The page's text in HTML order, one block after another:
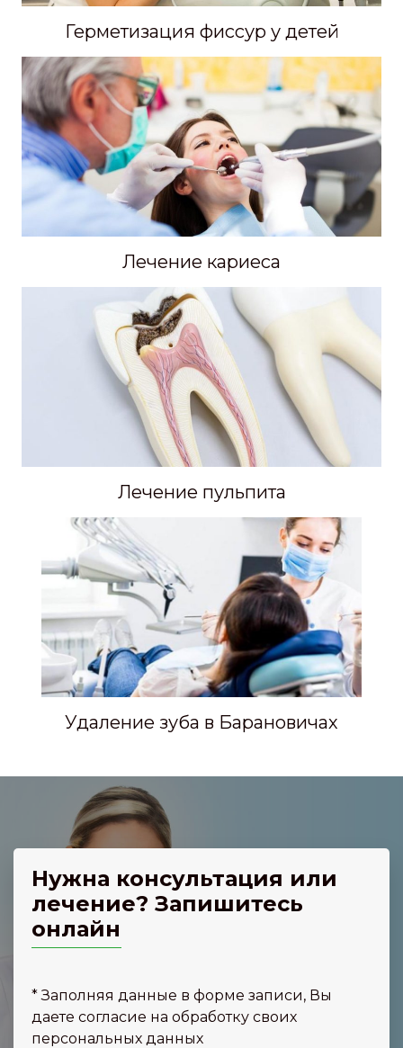
Герметизация фиссур у детей
Лечение кариеса
Лечение пульпита
Удаление зуба в Барановичах
Нужна консультация или
лечение? Запишитесь
онлайн
* Заполняя данные в форме записи, Вы
даете согласие на обработку своих
персональных данных